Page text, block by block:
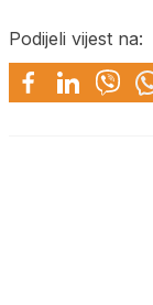
Podijeli vijest na: